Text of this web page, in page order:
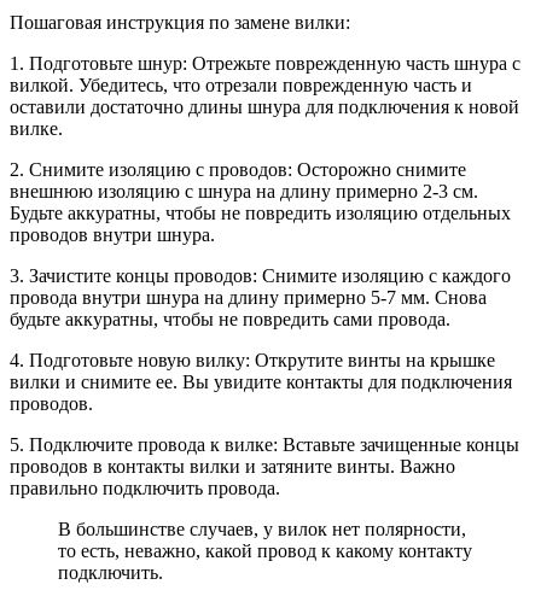
Пошаговая инструкция по замене вилки:
1. Подготовьте шнур: Отрежьте поврежденную часть шнура с
вилкой. Убедитесь, что отрезали поврежденную часть и
оставили достаточно длины шнура для подключения к новой
вилке.
2. Снимите изоляцию с проводов: Осторожно снимите
внешнюю изоляцию с шнура на длину примерно 2-3 см.
Будьте аккуратны, чтобы не повредить изоляцию отдельных
проводов внутри шнура.
3. Зачистите концы проводов: Снимите изоляцию с каждого
провода внутри шнура на длину примерно 5-7 мм. Снова
будьте аккуратны, чтобы не повредить сами провода.
4. Подготовьте новую вилку: Открутите винты на крышке
вилки и снимите ее. Вы увидите контакты для подключения
проводов.
5. Подключите провода к вилке: Вставьте зачищенные концы
проводов в контакты вилки и затяните винты. Важно
правильно подключить провода.
В большинстве случаев, у вилок нет полярности,
то есть, неважно, какой провод к какому контакту
подключить.